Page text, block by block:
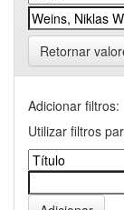
Retornar
Adicionar filtros:
Utilizar filtros